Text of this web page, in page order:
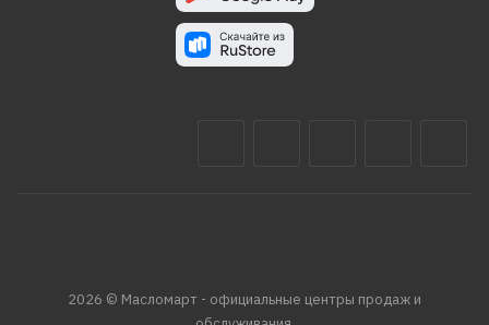
2026 © Масломарт - официальные центры продаж и